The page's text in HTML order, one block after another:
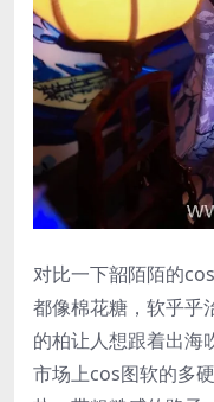
对比一下韶陌陌的
都像棉花糖，软乎乎
的柏让人想跟着出海
市场上cos图软的多